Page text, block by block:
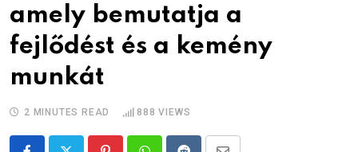
amely bemutatja a
fejlődést és a kemény
munkát
2 MINUTES READ 888 VIEWS